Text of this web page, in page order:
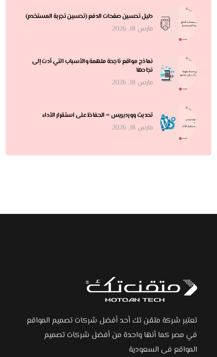
دليل تحسين صفحات الدفع (تحسين تجربة المستخدم)
مارس 18, 2026
نماذج مواقع ناجحة ملهمة والأسباب التي أدت إلى
نجاحها
مارس 18, 2026
تحديث ووردبريس = الحفاظ على استقرار الأداء
مارس 18, 2026
تعتبر شركة متقن تك أحد أفضل شركات تصميم المواقع
في مصر كما أنها واحدة من أفضل شركات تصميم
المواقع فى السعودية